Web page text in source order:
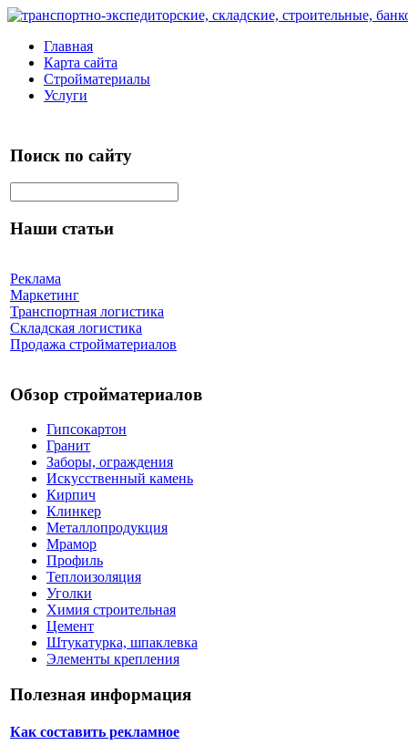
Главная
Карта сайта
Стройматериалы
Услуги
Поиск по сайту
Наши статьи
Реклама
Маркетинг
Транспортная логистика
Складская логистика
Продажа стройматериалов
Обзор стройматериалов
Гипсокартон
Гранит
Заборы, ограждения
Искусственный камень
Кирпич
Клинкер
Металлопродукция
Мрамор
Профиль
Теплоизоляция
Уголки
Химия строительная
Цемент
Штукатурка, шпаклевка
Элементы крепления
Полезная информация
Как составить рекламное